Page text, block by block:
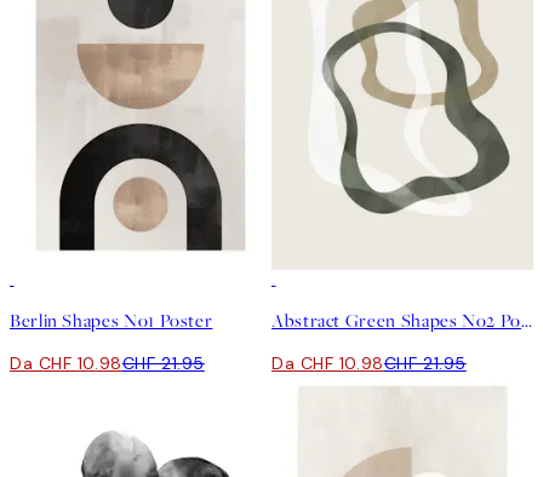
Berlin Shapes No1 Poster
Da CHF 10.98CHF 21.95
Abstract Green Shapes No2 Poster
Da CHF 10.98CHF 21.95